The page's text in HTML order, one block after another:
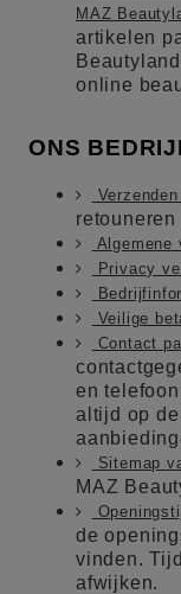
MAZ
artikelen
online
ONS
retouneren
Algemene
Privacy
Veilige
Contact
en
altijd op
Sitemap
MAZ
de
vinden.
afwijken.